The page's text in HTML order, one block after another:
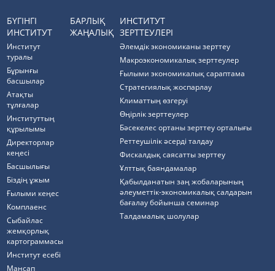
БҮГІНГІ
ИНСТИТУТ
Институт
туралы
Бұрынғы
басшылар
Атақты
тұлғалар
Институттың
құрылымы
Директорлар
кеңесі
Басшылығы
Біздің ұжым
Ғылыми кеңес
Комплаенс
Cыбайлас
жемқорлық
картограммасы
Институт есебі
Мансап
БАРЛЫҚ
ЖАҢАЛЫҚ
ИНСТИТУТ
ЗЕРТТЕУЛЕРІ
Әлемдік экономиканы зерттеу
Макроэкономикалық зерттеулер
Ғылыми экономикалық сараптама
Стратегиялық жоспарлау
Климаттың өзгеруі
Өңірлік зерттеулер
Бәсекелес ортаны зерттеу орталығы
Реттеушілік әсерді талдау
Фискалдық саясатты зерттеу
Ұлттық баяндамалар
Қабылданатын заң жобаларының
әлеуметтік-экономикалық салдарын
бағалау бойынша семинар
Талдамалық шолулар